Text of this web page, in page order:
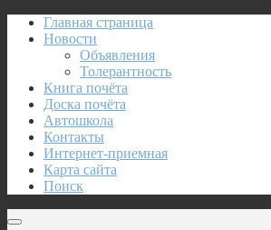
Главная страница
Новости
Объявления
Толерантность
Книга почёта
Доска почёта
Автошкола
Контакты
Интернет-приемная
Карта сайта
Поиск